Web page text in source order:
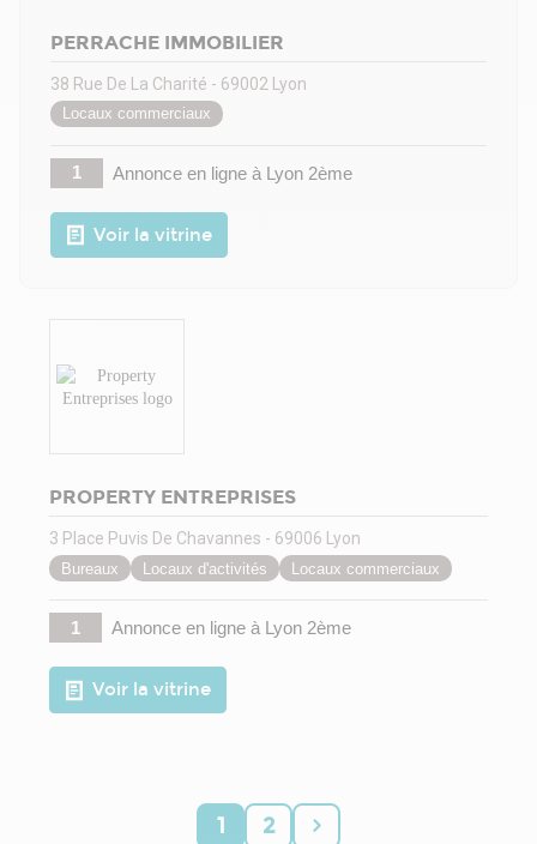
PERRACHE IMMOBILIER
38 Rue De La Charité - 69002 Lyon
Locaux commerciaux
1 Annonce en ligneà Lyon 2ème
Voir la vitrine
PROPERTY ENTREPRISES
3 Place Puvis De Chavannes - 69006 Lyon
Bureaux Locaux d'activités Locaux commerciaux
1 Annonce en ligneà Lyon 2ème
Voir la vitrine
1 2